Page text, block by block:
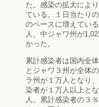
た。感染の拡大によ
ている。１日当たり
のペースに増えてい
人、中ジャワ州が
かった。
累計感染者は国内全
とジャワ３州が全体
ラ州が１万人となり
染者が１万人以上と
人。累計感染者の３